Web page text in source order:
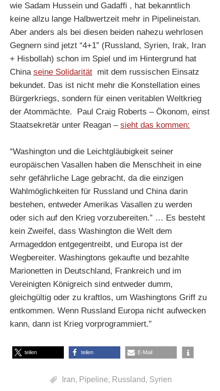
wie Sadam Hussein und Gadaffi , hat bekanntlich
keine allzu lange Halbwertzeit mehr in Pipelineistan.
Aber anders als bei diesen beiden nahezu wehrlosen
Gegnern sind jetzt “4+1” (Russland, Syrien, Irak, Iran
+ Hisbollah) schon im Spiel und im Hintergrund hat
China seine Solidarität mit dem russischen Einsatz
bekundet. Das ist nicht mehr die Konstellation eines
Bürgerkriegs, sondern für einen veritablen Weltkrieg
der Atommächte. Paul Craig Roberts – Ökonom, einst
Staatsekretär unter Reagan – sieht das kommen:
“Washington und die Leichtgläubigkeit seiner
europäischen Vasallen haben die Menschheit in eine
sehr gefährliche Lage gebracht, da die einzigen
Wahlmöglichkeiten für Russland und China darin
bestehen, entweder Amerikas Vasallen zu werden
oder sich auf den Krieg vorzubereiten.” … Es besteht
kein Zweifel, dass Washington die Welt dem
Armageddon entgegentreibt, und Europa ist der
Wegbereiter. Washingtons gekaufte und bezahlte
Marionetten in Deutschland, Frankreich und im
Vereinigten Königreich sind entweder dumm,
gleichgültig oder zu kraftlos, um Washingtons Griff zu
entkommen. Wenn Russland Europa nicht aufwecken
kann, dann ist Krieg vorprogrammiert.”
teilen teilen E-Mail
Iran, Pipeline, Russland, Syrien